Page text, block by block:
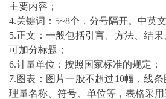
主要内容；
4.关键词：5~8个，分号隔开。中英文
5.正文：一般包括引言、 方法 、结
可加分标题；
6.计量单位：按照国家标准的规定；
7.图表：图片一般不超过10幅，线
理量名称、符号、单位等，表格采